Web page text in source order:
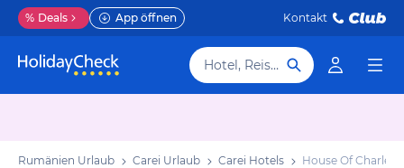
% Deals App öffnen Kontakt
Hotel, Reiseziel
Rumänien Urlaub Carei Urlaub Carei Hotels House Of Charles